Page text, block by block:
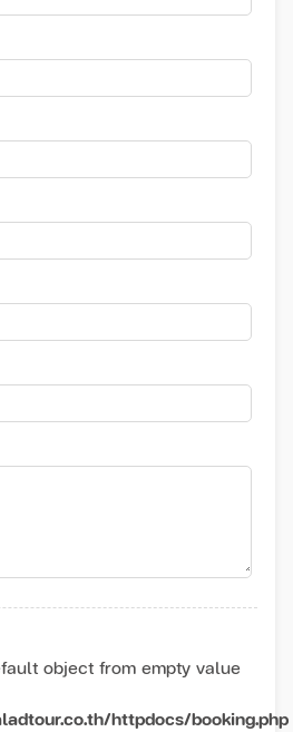
object from empty value
httpdocs/booking.php